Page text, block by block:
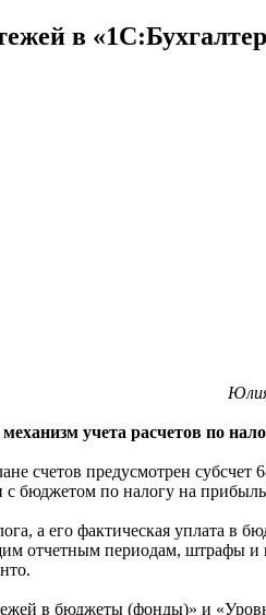
в
учета расчетов по
счетов предусмотрен
с бюджетом по налогу на
а его фактическая уплата
отчетным периодам, штрафы и
в бюджеты (фонды)» и